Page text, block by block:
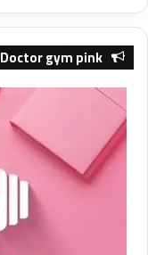
Doctor gym pink